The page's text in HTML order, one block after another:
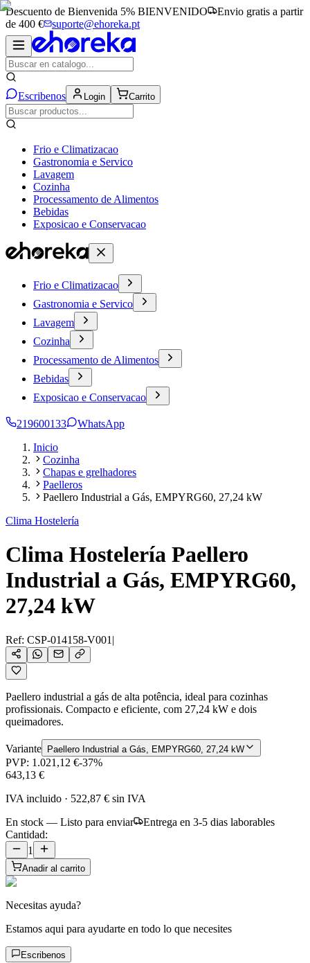
Descuento de Bienvenida 5% BIENVENIDO
Envio gratis a partir
de 400 €
suporte@ehoreka.pt
Escribenos Login Carrito
Frio e Climatizacao
Gastronomia e Servico
Lavagem
Cozinha
Processamento de Alimentos
Bebidas
Exposicao e Conservacao
Frio e Climatizacao
Gastronomia e Servico
Lavagem
Cozinha
Processamento de Alimentos
Bebidas
Exposicao e Conservacao
219600133
WhatsApp
Inicio
Cozinha
Chapas e grelhadores
Paelleros
Paellero Industrial a Gás, EMPYRG60, 27,24 kW
Clima Hostelería
Clima Hostelería Paellero
Industrial a Gás, EMPYRG60,
27,24 kW
Ref: CSP-014158-V001 |
Paellero industrial a gás de alta potência, ideal para cozinhas
profissionais. Compacto e eficiente, com 27,24 kW e dois
queimadores.
Variante Paellero Industrial a Gás, EMPYRG60, 27,24 kW
PVP: 1.021,12 €-37%
643,13 €
IVA incluido · 522,87 € sin IVA
En stock — Listo para enviar
Entrega en 3-5 dias laborables
Cantidad:
1
Anadir al carrito
Necesitas ayuda?
Estamos aqui para ayudarte en todo lo que necesites
Escribenos